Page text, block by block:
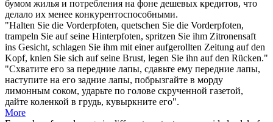
бумом жилья и потребления на фоне дешевых кредитов, что
делало их менее конкурентоспособными.
"Halten Sie die Vorderpfoten, quetschen Sie die Vorderpfoten,
trampeln Sie auf seine Hinterpfoten, spritzen Sie ihm Zitronensaft
ins Gesicht, schlagen Sie ihm mit einer aufgerollten Zeitung auf den
Kopf, knien Sie sich auf seine Brust, legen Sie ihn auf den Rücken."
"Схватите его за передние лапы, сдавьте ему передние лапы,
наступите на его задние лапы, побрызгайте в морду
лимонным соком, ударьте по голове скрученной газетой,
дайте коленкой в грудь, кувыркните его".
More